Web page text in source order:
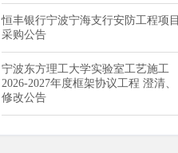
恒丰银行宁波宁海支行安防工程项目
采购公告
宁波东方理工大学实验室工艺施工
2026-2027年度框架协议工程 澄清、
修改公告